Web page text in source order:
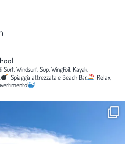
Surf, Windsurf, Sup, WingFoil, Kayak,
Spiaggia attrezzata e Beach Bar.
Relax,